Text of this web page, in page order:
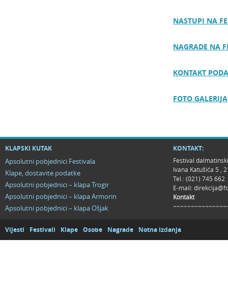
NASTUPI NA
NAGRADE NA
KONTAKT
FOTO GALERIJA
KLAPSKI KUTAK
Apsolutni pobjednici Festivala
Klape, dostavite podatke
Apsolutni pobjednici – klapa Trogir
Apsolutni pobjednici – klapa Armorin
Apsolutni pobjednici – klapa Ošjak
KONTAKT:
Festival
Ivana Katušića 5 ,
Tel.: (021) 745 662
E-mail:
Kontakt
Vijesti Festivali Klape Osobe Nagrade Notna izdanja